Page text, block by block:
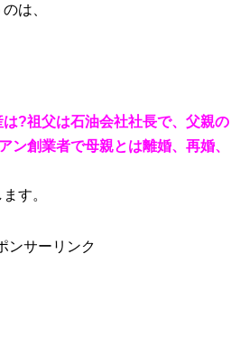
は、
は?祖父は石油会社社長で、父親の
ン創業者で母親とは離婚、再婚、
す。
ンサーリンク